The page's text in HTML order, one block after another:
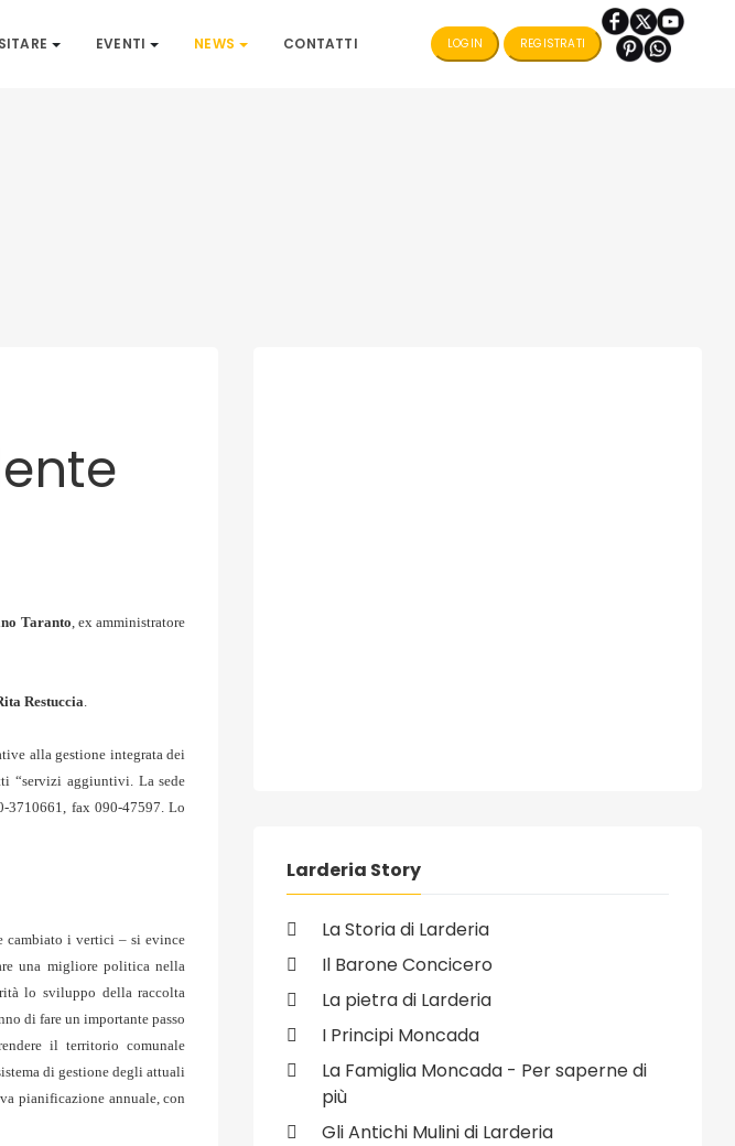
EVENTI NEWS CONTATTI LOGIN REGISTRATI
Taranto, ex amministratore
Restuccia.
alla gestione integrata dei
“servizi aggiuntivi. La sede
3710661, fax 090-47597. Lo
cambiato i vertici – si evince
una migliore politica nella
lo sviluppo della raccolta
di fare un importante passo
il territorio comunale
di gestione degli attuali
pianificazione annuale, con
Larderia Story
La Storia di Larderia
Il Barone Concicero
La pietra di Larderia
I Principi Moncada
La Famiglia Moncada - Per saperne di
più
Gli Antichi Mulini di Larderia